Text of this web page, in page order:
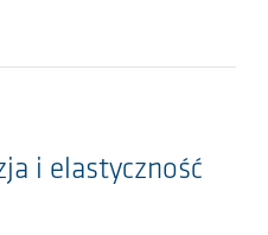
i elastyczność